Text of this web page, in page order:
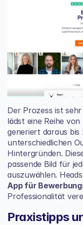
Der Prozess ist
lädst eine Reihe
generiert daraus
unterschiedlichen
Hintergründen.
passende Bild für
App für
Professionalität
Praxistipps